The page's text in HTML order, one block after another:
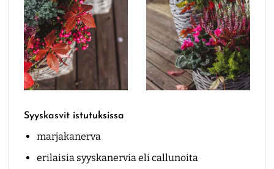
Syyskasvit istutuksissa
marjakanerva
erilaisia syyskanervia eli callunoita